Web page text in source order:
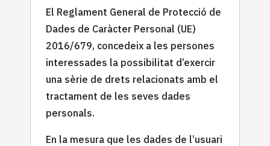
El Reglament General de Protecció de
Dades de Caràcter Personal (UE)
2016/679, concedeix a les persones
interessades la possibilitat d’exercir
una sèrie de drets relacionats amb el
tractament de les seves dades
personals.
En la mesura que les dades de l’usuari